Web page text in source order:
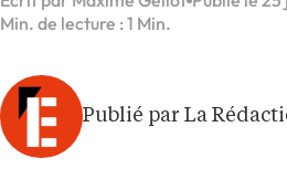
Min. de lecture : 1 Min.
Publié par La